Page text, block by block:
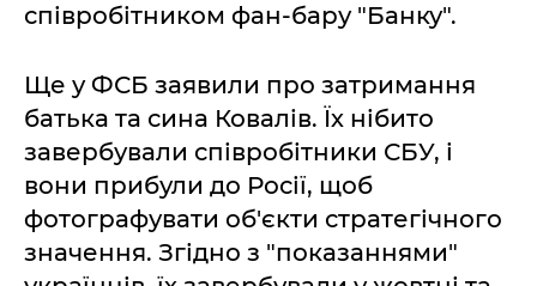
співробітником фан-бару "Банку".
Ще у ФСБ заявили про затримання
батька та сина Ковалів. Їх нібито
завербували співробітники СБУ, і
вони прибули до Росії, щоб
фотографувати об'єкти стратегічного
значення. Згідно з "показаннями"